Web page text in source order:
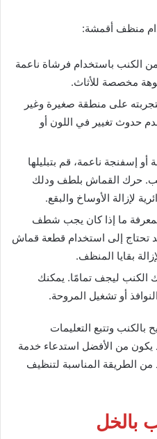
منظف أقمشة:
الكنب باستخدام فرشاة ناعمة
مخصصة للأثاث.
على منطقة صغيرة وغير
حدوث تغيير في اللون أو
إسفنجة ناعمة، قم بتبليلها
حرك القماش بلطف ودلك
لإزالة الأوساخ والبقع.
ما إذا كان يجب شطف
تحتاج إلى استخدام قطعة قماش
بقايا المنظف.
الكنب ليجف تمامًا. يمكنك
أو تشغيل المروحة.
وتتبع التعليمات
يكون من الأفضل استدعاء خدمة
من الطريقة المناسبة لتنظيف
بالخل